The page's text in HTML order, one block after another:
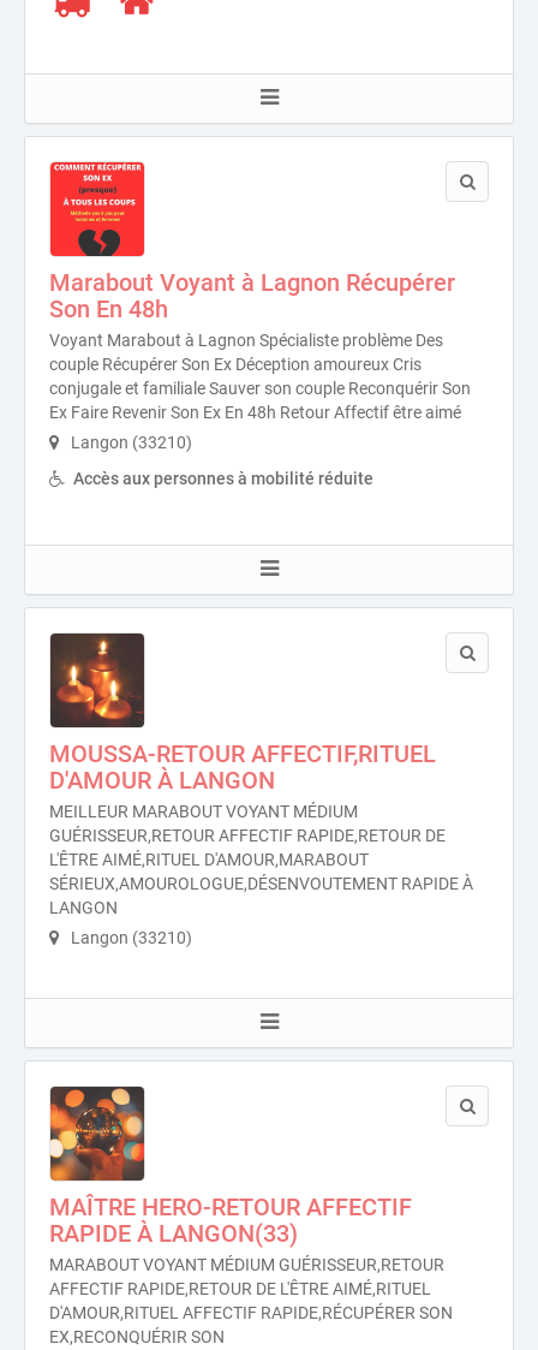
Marabout Voyant à Lagnon Récupérer
Son En 48h
Voyant Marabout à Lagnon Spécialiste problème Des
couple Récupérer Son Ex Déception amoureux Cris
conjugale et familiale Sauver son couple Reconquérir Son
Ex Faire Revenir Son Ex En 48h Retour Affectif être aimé
Langon (33210)
Accès aux personnes à mobilité réduite
MOUSSA-RETOUR AFFECTIF,RITUEL
D'AMOUR À LANGON
MEILLEUR MARABOUT VOYANT MÉDIUM
GUÉRISSEUR,RETOUR AFFECTIF RAPIDE,RETOUR DE
L'ÊTRE AIMÉ,RITUEL D'AMOUR,MARABOUT
SÉRIEUX,AMOUROLOGUE,DÉSENVOUTEMENT RAPIDE À
LANGON
Langon (33210)
MAÎTRE HERO-RETOUR AFFECTIF
RAPIDE À LANGON(33)
MARABOUT VOYANT MÉDIUM GUÉRISSEUR,RETOUR
AFFECTIF RAPIDE,RETOUR DE L'ÊTRE AIMÉ,RITUEL
D'AMOUR,RITUEL AFFECTIF RAPIDE,RÉCUPÉRER SON
EX,RECONQUÉRIR SON